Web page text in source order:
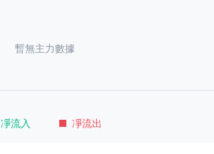
凈流入 凈流出
暫無主力數據